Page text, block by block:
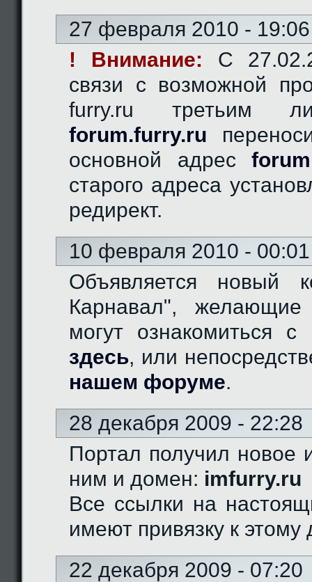
27 февраля 2010 - 19:06
! Внимание: C
связи с возможной
furry.ru третьим
forum.furry.ru
основной адрес
старого адреса
редирект.
10 февраля 2010 - 00:01
Объявляется новый
Карнавал", желающие
могут ознакомиться с
здесь, или
нашем форуме.
28 декабря 2009 - 22:28
Портал получил новое
ним и домен: imfurry.ru
Все ссылки на
имеют привязку к этому
22 декабря 2009 - 07:20